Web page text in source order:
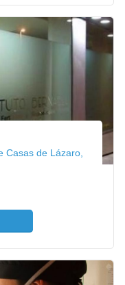
Casas de Lázaro,